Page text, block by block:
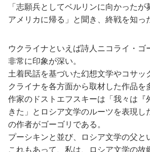
「志願兵としてベルリンに向かったが
アメリカに帰る」と聞き、終戦を知っ
ウクライナといえば詩人ニコライ・ゴ
非常に印象が深い。
土着民話を基づいた幻想文学やコサッ
クライナを各方面から取材した作品を
作家のドストエフスキーは「我々は『
きた」とロシア文学のルーツを表現し
の作者がゴーゴリである。
プーシキンと並び、ロシア文学の父と
これもあって、私は、ロシア文学の故